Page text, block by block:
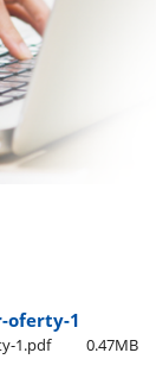
oferty-1
1.pdf 0.47MB